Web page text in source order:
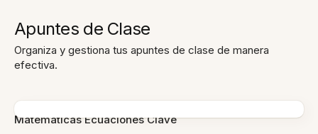
Apuntes de Clase
Organiza y gestiona tus apuntes de clase de manera
efectiva.
Matemáticas Ecuaciones Clave